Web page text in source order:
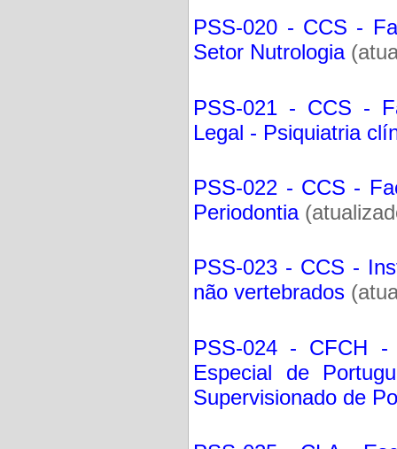
PSS-020 - CCS -
Setor Nutrologia
PSS-021 - CCS -
Legal - Psiquiatria
PSS-022 - CCS -
Periodontia
PSS-023 - CCS -
não vertebrados
PSS-024 - CFCH -
Especial de
Supervisionado de